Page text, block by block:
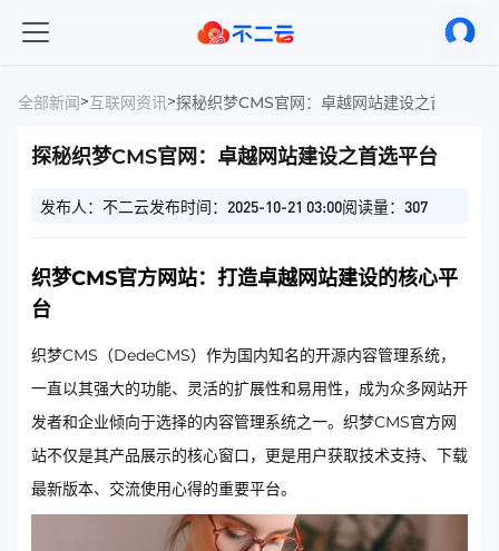
全部新闻>互联网资讯>探秘织梦CMS官网：卓越网站建设之首选平台
探秘织梦CMS官网：卓越网站建设之首选平台
发布人：不二云发布时间：2025-10-21 03:00阅读量：307
织梦CMS官方网站：打造卓越网站建设的核心平
台
织梦CMS（DedeCMS）作为国内知名的开源内容管理系统，
一直以其强大的功能、灵活的扩展性和易用性，成为众多网站开
发者和企业倾向于选择的内容管理系统之一。织梦CMS官方网
站不仅是其产品展示的核心窗口，更是用户获取技术支持、下载
最新版本、交流使用心得的重要平台。